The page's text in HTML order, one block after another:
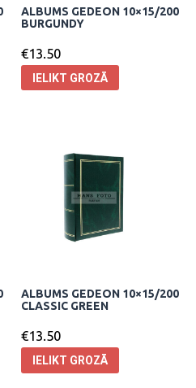
ALBUMS GEDEON 10×15/200
BURGUNDY
€13.50
IELIKT GROZĀ
ALBUMS GEDEON 10×15/200
CLASSIC GREEN
€13.50
IELIKT GROZĀ